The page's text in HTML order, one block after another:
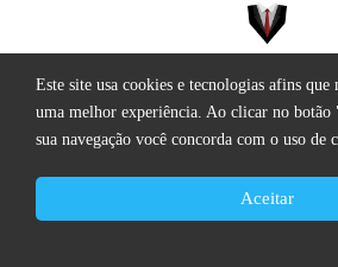
Este site usa cookies e tecnologias afins que
uma melhor experiência. Ao clicar no
sua navegação você concorda com o uso de
Aceitar
Todos os direitos